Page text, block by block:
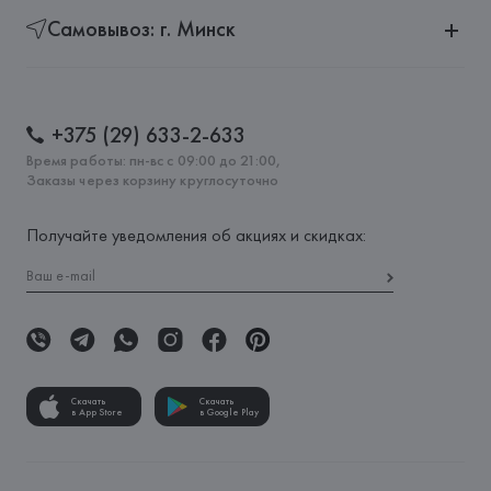
Самовывоз: г. Минск
+375 (29) 633-2-633
Время работы: пн-вс с 09:00 до 21:00,
Заказы через корзину круглосуточно
Получайте уведомления об акциях и скидках:
Скачать
в App Store
Скачать
в Google Play